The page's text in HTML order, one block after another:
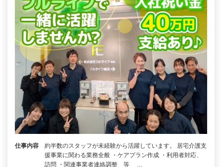
仕事内容
約半数のスタッフが未経験から活躍しています。 居宅介護支
援事業に関わる業務全般 ・ケアプラン作成 ・利用者対応、
訪問 ・関連事業者連絡調整 等 …